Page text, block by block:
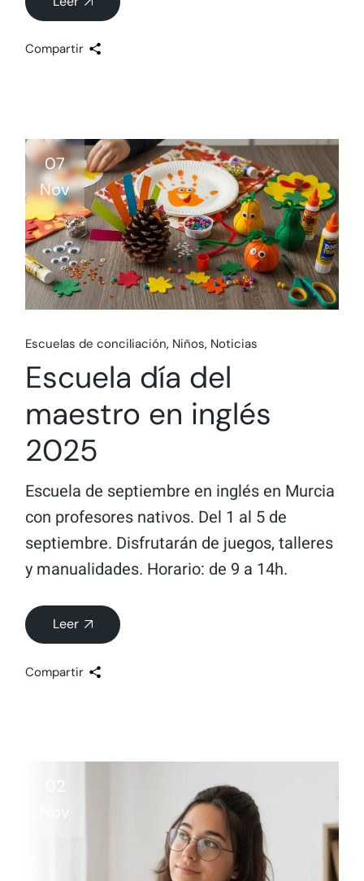
Compartir
07
Nov
Escuelas de conciliación Niños Noticias
Escuela día del
maestro en inglés
2025
Escuela de septiembre en inglés en Murcia
con profesores nativos. Del 1 al 5 de
septiembre. Disfrutarán de juegos, talleres
y manualidades. Horario: de 9 a 14h.
Leer
Compartir